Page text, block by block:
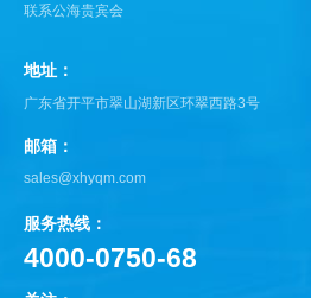
联系公海贵宾会
地址：
广东省开平市翠山湖新区环翠西路3号
邮箱：
sales@xhyqm.com
服务热线：
4000-0750-68